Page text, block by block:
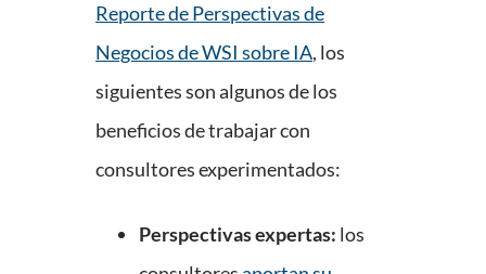
Reporte de Perspectivas de
Negocios de WSI sobre IA, los
siguientes son algunos de los
beneficios de trabajar con
consultores experimentados:
Perspectivas expertas: los